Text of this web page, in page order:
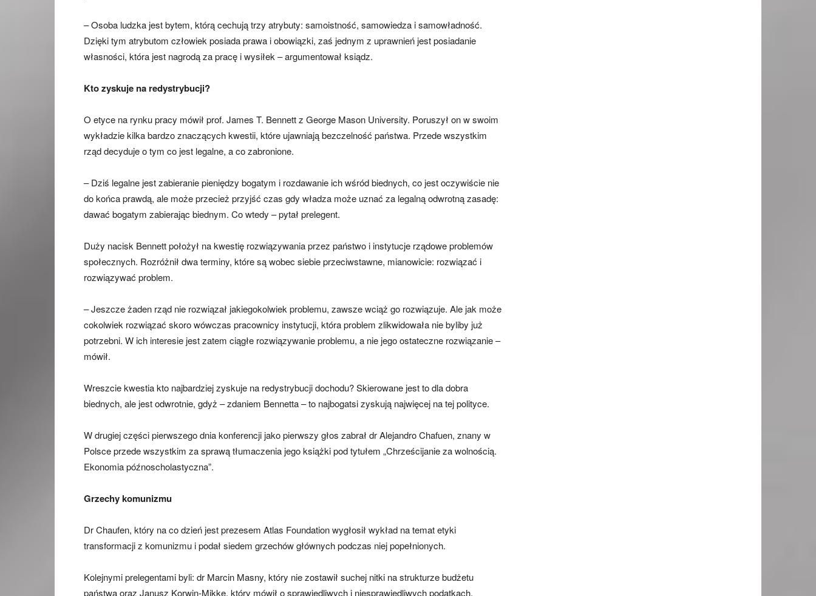
– Osoba ludzka jest bytem, którą cechują trzy atrybuty: samoistność, samowiedza i samowładność.
Dzięki tym atrybutom człowiek posiada prawa i obowiązki, zaś jednym z uprawnień jest posiadanie
własności, która jest nagrodą za pracę i wysiłek – argumentował ksiądz.
Kto zyskuje na redystrybucji?
O etyce na rynku pracy mówił prof. James T. Bennett z George Mason University. Poruszył on w swoim
wykładzie kilka bardzo znaczących kwestii, które ujawniają bezczelność państwa. Przede wszystkim
rząd decyduje o tym co jest legalne, a co zabronione.
– Dziś legalne jest zabieranie pieniędzy bogatym i rozdawanie ich wśród biednych, co jest oczywiście nie
do końca prawdą, ale może przecież przyjść czas gdy władza może uznać za legalną odwrotną zasadę:
dawać bogatym zabierając biednym. Co wtedy – pytał prelegent.
Duży nacisk Bennett położył na kwestię rozwiązywania przez państwo i instytucje rządowe problemów
społecznych. Rozróżnił dwa terminy, które są wobec siebie przeciwstawne, mianowicie: rozwiązać i
rozwiązywać problem.
– Jeszcze żaden rząd nie rozwiązał jakiegokolwiek problemu, zawsze wciąż go rozwiązuje. Ale jak może
cokolwiek rozwiązać skoro wówczas pracownicy instytucji, która problem zlikwidowała nie byliby już
potrzebni. W ich interesie jest zatem ciągłe rozwiązywanie problemu, a nie jego ostateczne rozwiązanie –
mówił.
Wreszcie kwestia kto najbardziej zyskuje na redystrybucji dochodu? Skierowane jest to dla dobra
biednych, ale jest odwrotnie, gdyż – zdaniem Bennetta – to najbogatsi zyskują najwięcej na tej polityce.
W drugiej części pierwszego dnia konferencji jako pierwszy głos zabrał dr Alejandro Chafuen, znany w
Polsce przede wszystkim za sprawą tłumaczenia jego książki pod tytułem „Chrześcijanie za wolnością.
Ekonomia późnoscholastyczna”.
Grzechy komunizmu
Dr Chaufen, który na co dzień jest prezesem Atlas Foundation wygłosił wykład na temat etyki
transformacji z komunizmu i podał siedem grzechów głównych podczas niej popełnionych.
Kolejnymi prelegentami byli: dr Marcin Masny, który nie zostawił suchej nitki na strukturze budżetu
państwa oraz Janusz Korwin-Mikke, który mówił o sprawiedliwych i niesprawiedliwych podatkach.